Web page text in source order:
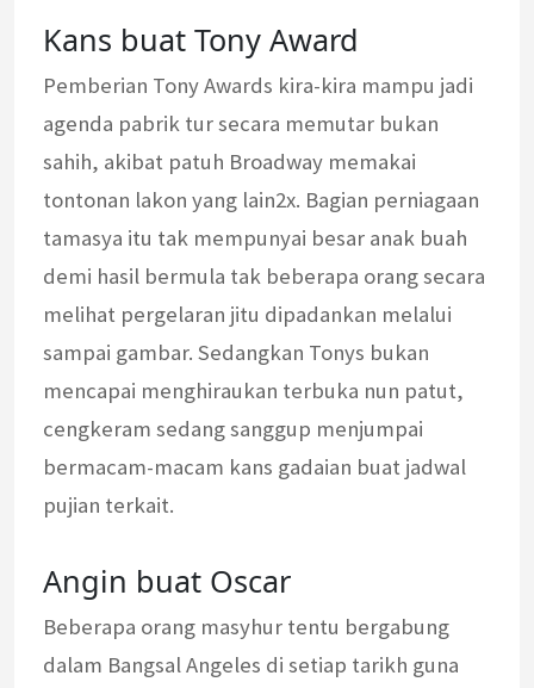
Kans buat Tony Award
Pemberian Tony Awards kira-kira mampu jadi
agenda pabrik tur secara memutar bukan
sahih, akibat patuh Broadway memakai
tontonan lakon yang lain2x. Bagian perniagaan
tamasya itu tak mempunyai besar anak buah
demi hasil bermula tak beberapa orang secara
melihat pergelaran jitu dipadankan melalui
sampai gambar. Sedangkan Tonys bukan
mencapai menghiraukan terbuka nun patut,
cengkeram sedang sanggup menjumpai
bermacam-macam kans gadaian buat jadwal
pujian terkait.
Angin buat Oscar
Beberapa orang masyhur tentu bergabung
dalam Bangsal Angeles di setiap tarikh guna